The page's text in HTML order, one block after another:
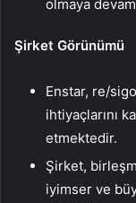
olmaya
Şirket Görünümü
Enstar, re/
ihtiyaçlarını
etmektedir.
Şirket,
iyimser ve